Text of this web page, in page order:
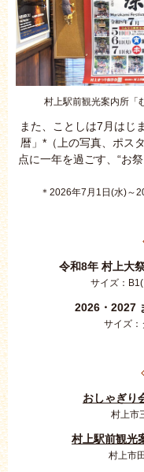
村上駅前観光案内所「
また、ことしは7月はじ
暦」*（上の写真、ポス
点に一年を過ごす、“お
＊2026年7月1日(水)～
令和8年 村上大
サイズ：
2026・2027
サイズ
おしゃぎり
村上市
村上駅前観光
村上市